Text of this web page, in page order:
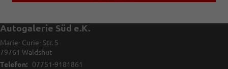
Autogalerie Süd e.K.
Marie- Curie- Str. 5
79761 Waldshut
Telefon:
07751-9181861